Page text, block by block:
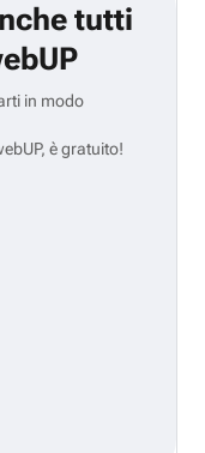
tutti
in modo
è gratuito!